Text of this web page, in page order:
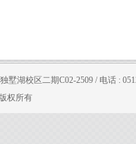
湖校区二期C02-2509 / 电话 :
权所有